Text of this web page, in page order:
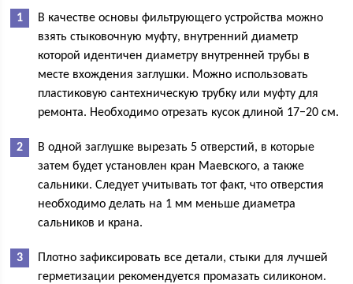
В качестве основы фильтрующего устройства можно
взять стыковочную муфту, внутренний диаметр
которой идентичен диаметру внутренней трубы в
месте вхождения заглушки. Можно использовать
пластиковую сантехническую трубку или муфту для
ремонта. Необходимо отрезать кусок длиной 17−20 см.
В одной заглушке вырезать 5 отверстий, в которые
затем будет установлен кран Маевского, а также
сальники. Следует учитывать тот факт, что отверстия
необходимо делать на 1 мм меньше диаметра
сальников и крана.
Плотно зафиксировать все детали, стыки для лучшей
герметизации рекомендуется промазать силиконом.